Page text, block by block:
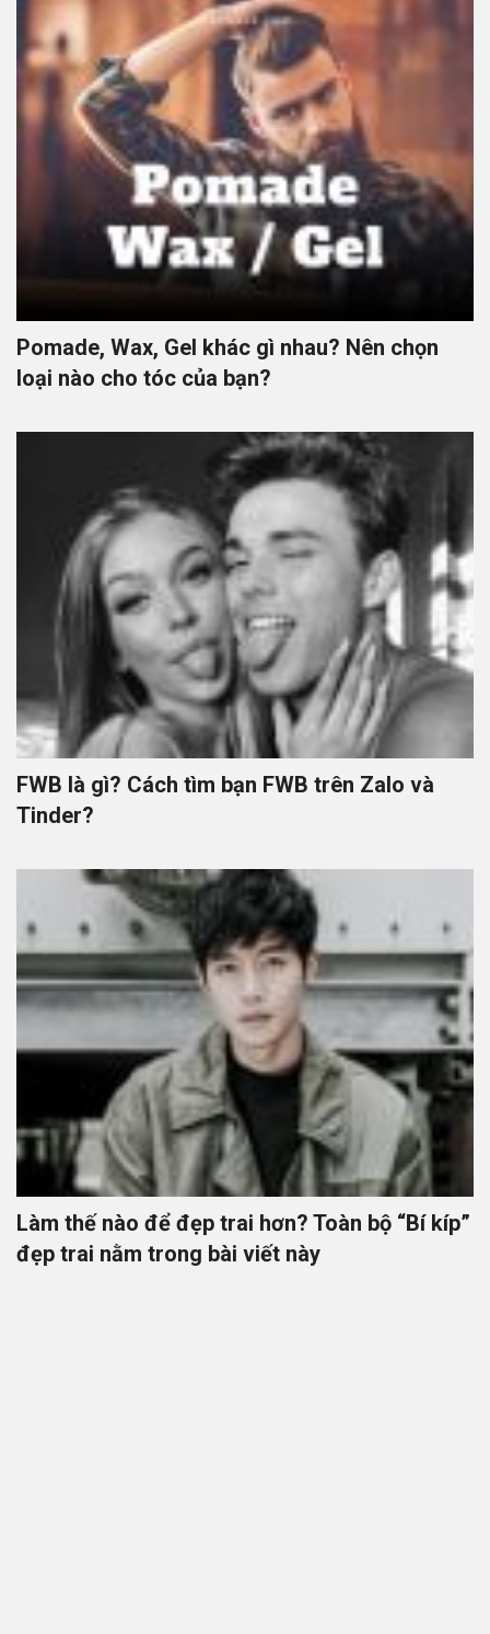
Pomade, Wax, Gel khác gì nhau? Nên chọn
loại nào cho tóc của bạn?
FWB là gì? Cách tìm bạn FWB trên Zalo và
Tinder?
Làm thế nào để đẹp trai hơn? Toàn bộ “Bí kíp”
đẹp trai nằm trong bài viết này